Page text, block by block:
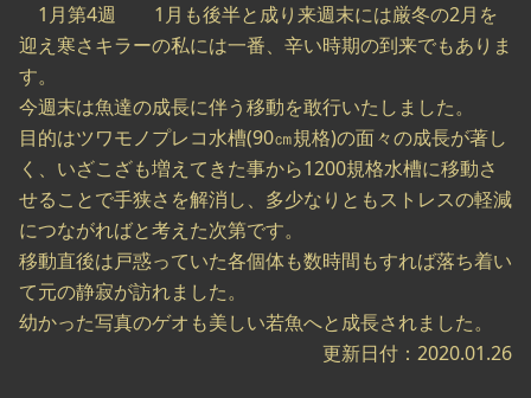
1月第4週 1月も後半と成り来週末には厳冬の2月を
迎え寒さキラーの私には一番、辛い時期の到来でもありま
す。
今週末は魚達の成長に伴う移動を敢行いたしました。
目的はツワモノプレコ水槽(90㎝規格)の面々の成長が著し
く、いざこざも増えてきた事から1200規格水槽に移動さ
せることで手狭さを解消し、多少なりともストレスの軽減
につながればと考えた次第です。
移動直後は戸惑っていた各個体も数時間もすれば落ち着い
て元の静寂が訪れました。
幼かった写真のゲオも美しい若魚へと成長されました。
更新日付：2020.01.26